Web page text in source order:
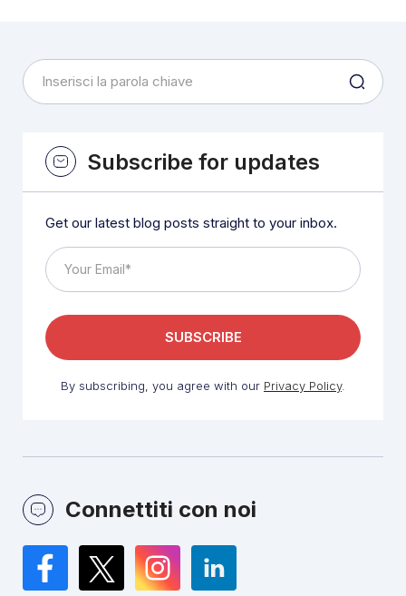
Subscribe for updates
Get our latest blog posts straight to your inbox.
By subscribing, you agree with our Privacy Policy.
Connettiti con noi
Facebook
TwitterInstagramLinkedIn